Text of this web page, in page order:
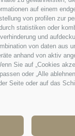
auf einem
von profilen zur
statistiken oder
und
von daten aus
anhand von aktiv
Sie auf „Cookies
oder „Alle
Seite oder auf das
Newsletter
Anfrage
Online
Webcam
Social Wall